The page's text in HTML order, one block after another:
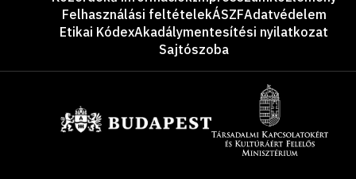
Felhasználási feltételekÁSZFAdatvédelem
Etikai KódexAkadálymentesítési nyilatkozat
Sajtószoba